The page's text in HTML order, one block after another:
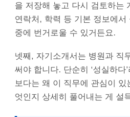
을 저장해 놓고 다시 검토하는
연락처, 학력 등 기본 정보에
중에 번거로울 수 있거든요.
넷째, 자기소개서는 병원과 직
써야 합니다. 단순히 ‘성실하다
보다는 왜 이 직무에 관심이 있
엇인지 상세히 풀어내는 게 설